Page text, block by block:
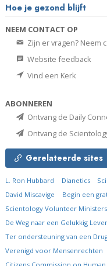
Hoe je gezond blijft
NEEM CONTACT OP
Zijn er vragen? Neem
Website feedback
Vind een Kerk
ABONNEREN
Ontvang de Daily
Ontvang de
Gerelateerde sites
L. Ron Hubbard Dianetics
David Miscavige
Begin een
Scientology Volunteer Ministers
De Weg naar een Gelukkig
Ter ondersteuning van een
Verenigd voor Mensenrechten